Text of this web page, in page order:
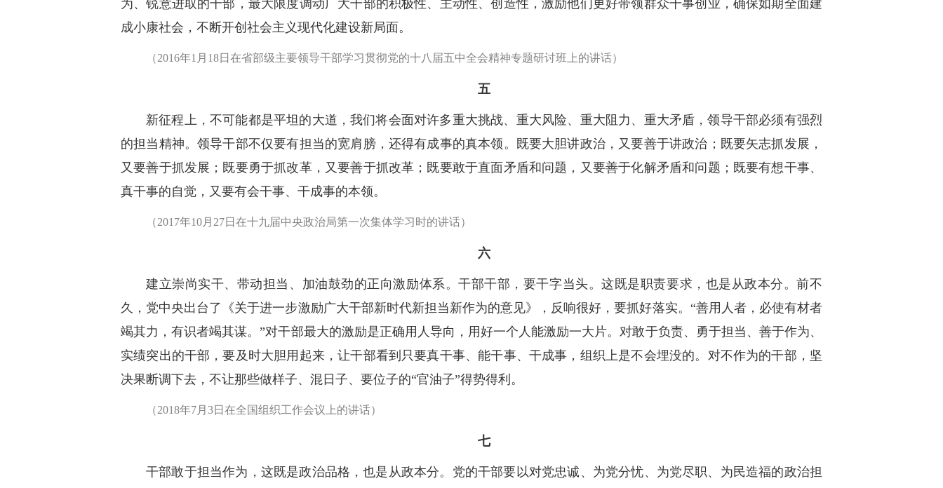
为、锐意进取的干部，最大限度调动广大干部的积极性、主动性、创造性，激励他们更好带领群众干事创业，确保如期全面建
成小康社会，不断开创社会主义现代化建设新局面。
（2016年1月18日在省部级主要领导干部学习贯彻党的十八届五中全会精神专题研讨班上的讲话）
五
新征程上，不可能都是平坦的大道，我们将会面对许多重大挑战、重大风险、重大阻力、重大矛盾，领导干部必须有强烈
的担当精神。领导干部不仅要有担当的宽肩膀，还得有成事的真本领。既要大胆讲政治，又要善于讲政治；既要矢志抓发展，
又要善于抓发展；既要勇于抓改革，又要善于抓改革；既要敢于直面矛盾和问题，又要善于化解矛盾和问题；既要有想干事、
真干事的自觉，又要有会干事、干成事的本领。
（2017年10月27日在十九届中央政治局第一次集体学习时的讲话）
六
建立崇尚实干、带动担当、加油鼓劲的正向激励体系。干部干部，要干字当头。这既是职责要求，也是从政本分。前不
久，党中央出台了《关于进一步激励广大干部新时代新担当新作为的意见》，反响很好，要抓好落实。“善用人者，必使有材者
竭其力，有识者竭其谋。”对干部最大的激励是正确用人导向，用好一个人能激励一大片。对敢于负责、勇于担当、善于作为、
实绩突出的干部，要及时大胆用起来，让干部看到只要真干事、能干事、干成事，组织上是不会埋没的。对不作为的干部，坚
决果断调下去，不让那些做样子、混日子、要位子的“官油子”得势得利。
（2018年7月3日在全国组织工作会议上的讲话）
七
干部敢于担当作为，这既是政治品格，也是从政本分。党的干部要以对党忠诚、为党分忧、为党尽职、为民造福的政治担